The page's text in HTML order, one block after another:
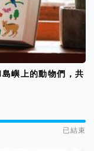
嶼上的動物們，共
已結束